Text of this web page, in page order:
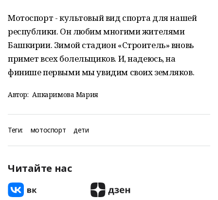
Мотоспорт - культовый вид спорта для нашей
республики. Он любим многими жителями
Башкирии. Зимой стадион «Строитель» вновь
примет всех болельщиков. И, надеюсь, на
финише первыми мы увидим своих земляков.
Автор: Апкаримова Мария
Теги: мотоспорт дети
Читайте нас